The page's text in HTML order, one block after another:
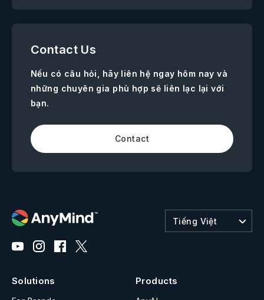
Contact Us
Nếu có câu hỏi, hãy liên hệ ngay hôm nay và
những chuyên gia phù hợp sẽ liên lạc lại với
bạn.
Contact
Tiếng Việt
Solutions Products